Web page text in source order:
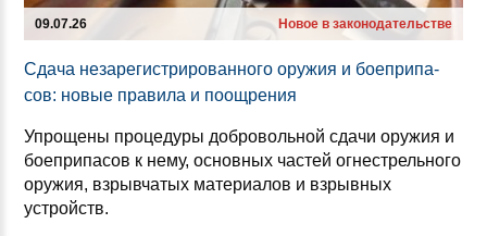
09.07.26 Новое в законодательстве
Сда­ча не­за­ре­гис­три­ро­ван­но­го ору­жия и бо­еп­ри­па­
сов: но­вые пра­ви­ла и по­ощ­ре­ния
Упрощены процедуры добровольной сдачи оружия и
боеприпасов к нему, основных частей огнестрельного
оружия, взрывчатых материалов и взрывных
устройств.